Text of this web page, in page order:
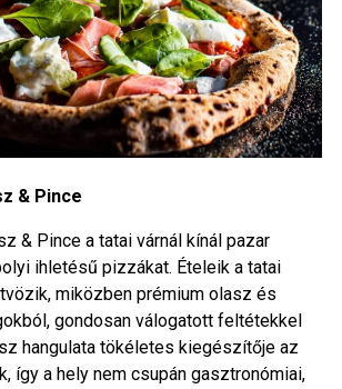
& Pince
& Pince a tatai várnál kínál pazar
ihletésű pizzákat. Ételeik a tatai
miközben prémium olasz és
gondosan válogatott feltétekkel
hangulata tökéletes kiegészítője az
így a hely nem csupán gasztronómiai,